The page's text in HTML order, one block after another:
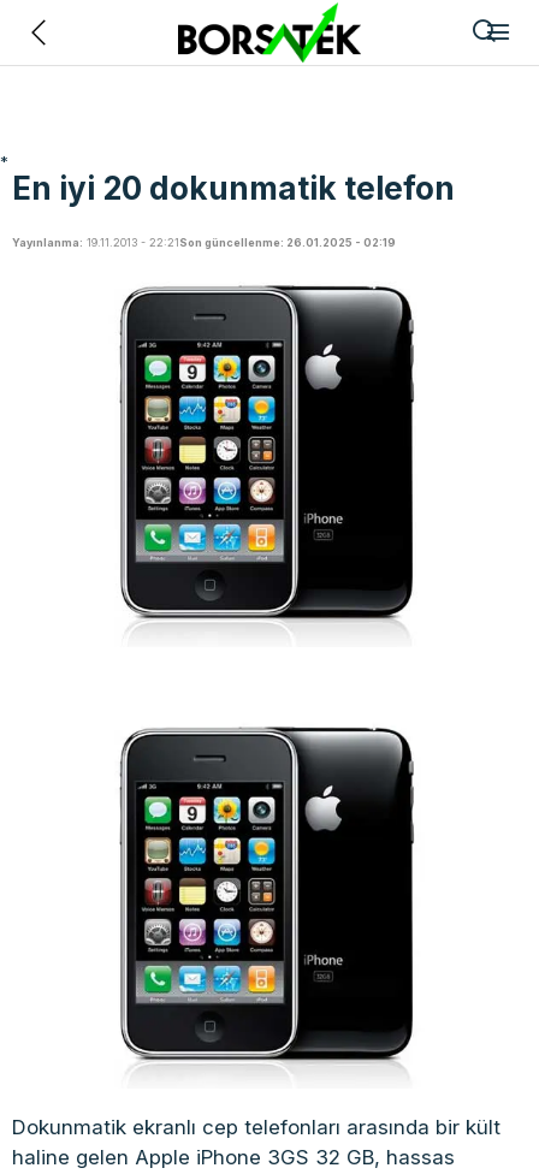
*
En iyi 20 dokunmatik telefon
Yayınlanma: 19.11.2013 - 22:21Son güncellenme: 26.01.2025 - 02:19
Dokunmatik ekranlı cep telefonları arasında bir kült
haline gelen Apple iPhone 3GS 32 GB, hassas